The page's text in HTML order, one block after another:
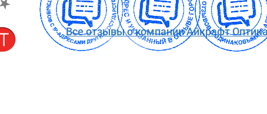
Все отзывы о компании Айкрафт